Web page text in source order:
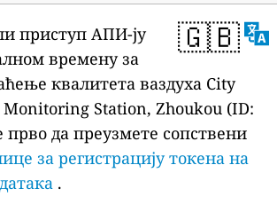
🇬🇧
приступ АПИ-ју
времену за
квалитета ваздуха City
Station, Zhoukou (ID:
прво да преузмете сопствени
за регистрацију токена на
.